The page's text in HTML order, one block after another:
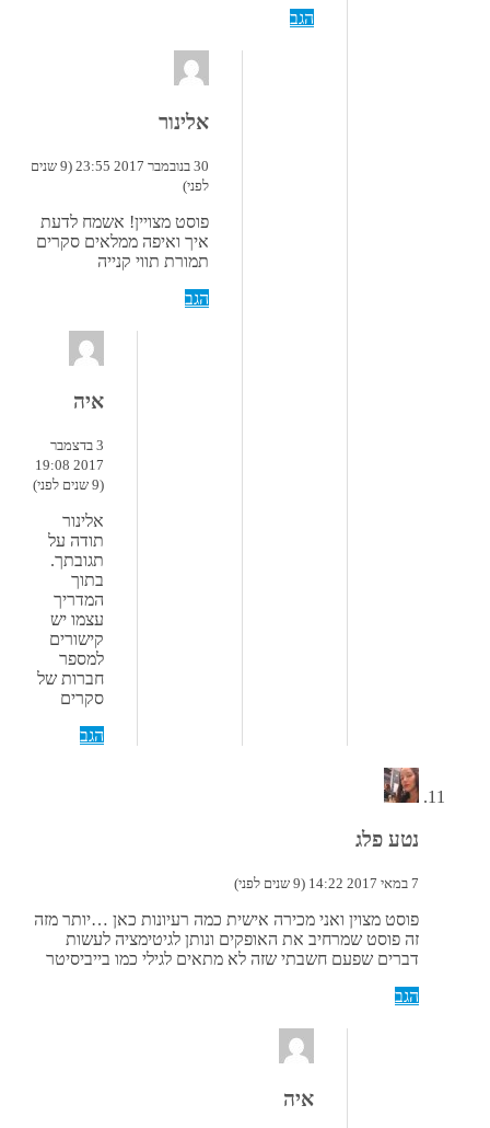
הגב
אלינור
30 בנובמבר 2017 23:55 (9 שנים
לפני)
פוסט מצויין! אשמח לדעת
איך ואיפה ממלאים סקרים
תמורת תווי קנייה
הגב
איה
3 בדצמבר
2017 19:08
(9 שנים לפני)
אלינור
תודה על
תגובתך.
בתוך
המדריך
עצמו יש
קישורים
למספר
חברות של
סקרים
הגב
נטע פלג
7 במאי 2017 14:22 (9 שנים לפני)
פוסט מצוין ואני מכירה אישית כמה רעיונות כאן …יותר מזה
זה פוסט שמרחיב את האופקים ונותן לגיטימציה לעשות
דברים שפעם חשבתי שזה לא מתאים לגילי כמו בייביסיטר
הגב
איה